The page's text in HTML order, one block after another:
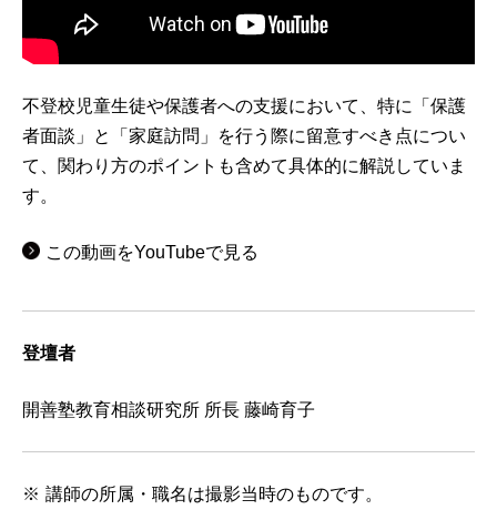
不登校児童生徒や保護者への支援において、特に「保護
者面談」と「家庭訪問」を行う際に留意すべき点につい
て、関わり方のポイントも含めて具体的に解説していま
す。
この動画をYouTubeで見る
登壇者
開善塾教育相談研究所 所長 藤崎育子
講師の所属・職名は撮影当時のものです。